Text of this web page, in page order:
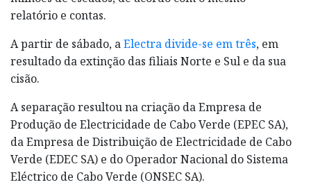
relatório e contas.
A partir de sábado, aElectra divide-se em três, em
resultado da extinção das filiais Norte e Sul e da sua
cisão.
A separação resultou na criação da Empresa de
Produção de Electricidade de Cabo Verde (EPEC SA),
da Empresa de Distribuição de Electricidade de Cabo
Verde (EDEC SA) e do Operador Nacional do Sistema
Eléctrico de Cabo Verde (ONSEC SA).